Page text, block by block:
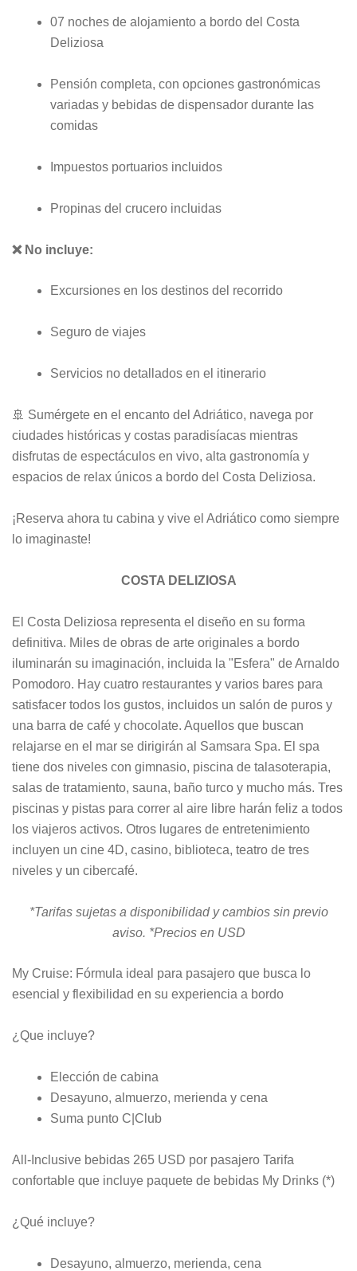
07 noches de alojamiento a bordo del Costa
Deliziosa
Pensión completa, con opciones gastronómicas
variadas y bebidas de dispensador durante las
comidas
Impuestos portuarios incluidos
Propinas del crucero incluidas
❌ No incluye:
Excursiones en los destinos del recorrido
Seguro de viajes
Servicios no detallados en el itinerario
🚢 Sumérgete en el encanto del Adriático, navega por
ciudades históricas y costas paradisíacas mientras
disfrutas de espectáculos en vivo, alta gastronomía y
espacios de relax únicos a bordo del Costa Deliziosa.
¡Reserva ahora tu cabina y vive el Adriático como siempre
lo imaginaste!
COSTA DELIZIOSA
El Costa Deliziosa representa el diseño en su forma
definitiva. Miles de obras de arte originales a bordo
iluminarán su imaginación, incluida la "Esfera" de Arnaldo
Pomodoro. Hay cuatro restaurantes y varios bares para
satisfacer todos los gustos, incluidos un salón de puros y
una barra de café y chocolate. Aquellos que buscan
relajarse en el mar se dirigirán al Samsara Spa. El spa
tiene dos niveles con gimnasio, piscina de talasoterapia,
salas de tratamiento, sauna, baño turco y mucho más. Tres
piscinas y pistas para correr al aire libre harán feliz a todos
los viajeros activos. Otros lugares de entretenimiento
incluyen un cine 4D, casino, biblioteca, teatro de tres
niveles y un cibercafé.
*Tarifas sujetas a disponibilidad y cambios sin previo
aviso. *Precios en USD
My Cruise: Fórmula ideal para pasajero que busca lo
esencial y flexibilidad en su experiencia a bordo
¿Que incluye?
Elección de cabina
Desayuno, almuerzo, merienda y cena
Suma punto C|Club
All-Inclusive bebidas 265 USD por pasajero Tarifa
confortable que incluye paquete de bebidas My Drinks (*)
¿Qué incluye?
Desayuno, almuerzo, merienda, cena